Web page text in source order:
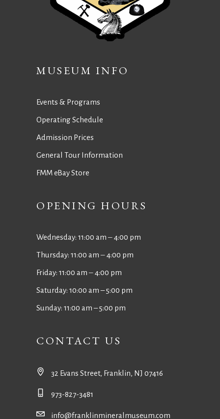
MUSEUM INFO
Events & Programs
Operating Schedule
Admission Prices
General Tour Information
FMM eBay Store
OPENING HOURS
Wednesday: 11:00 am ‒ 4:00 pm
Thursday: 11:00 am ‒ 4:00 pm
Friday: 11:00 am ‒ 4:00 pm
Saturday: 10:00 am – 5:00 pm
Sunday: 11:00 am – 5:00 pm
CONTACT US
32 Evans Street, Franklin, NJ 07416
973-827-3481
info@franklinmineralmuseum.com